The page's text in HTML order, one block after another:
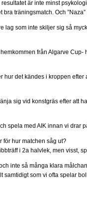
är inte minst
träningsmatch. Och
lag som inte skiljer sig så
från Algarve
hur det kändes i kroppen efter
sig vid konstgräs efter att
spela med AIK innan vi drar
för hur matchen såg ut?
i 2a halvlek, men visst,
inte så många klara
samtidigt som vi ofta spelar